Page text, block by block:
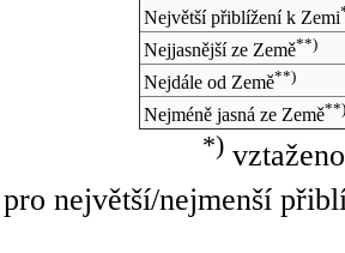
Největší přiblížení k Zemi
Nejjasnější ze Země**)
Nejdále od Země**)
Nejméně jasná ze Země**)
*)
největší/nejmenší